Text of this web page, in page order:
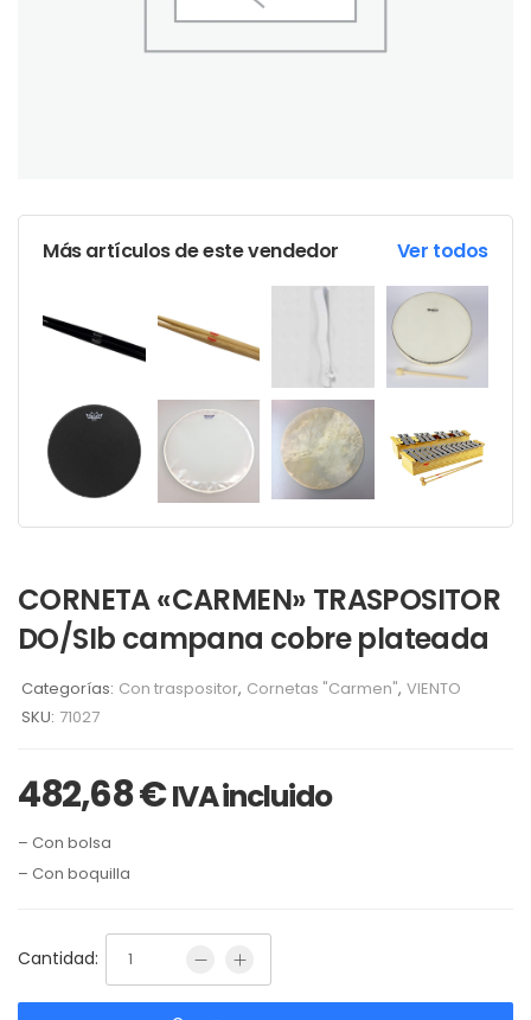
Más artículos de este vendedor Ver todos
CORNETA «CARMEN» TRASPOSITOR
DO/SIb campana cobre plateada
Categorías: Con traspositor, Cornetas "Carmen", VIENTO
SKU: 71027
482,68€ IVA incluido
– Con bolsa
– Con boquilla
Cantidad: